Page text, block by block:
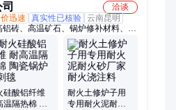
洽谈
迅速 真实性已核验 云南昆明
砖、高温矿石、锅炉修补材料、有
硅酸铝纤维
温隔热棉 陶
耐火土修炉子用
专用耐火泥耐火